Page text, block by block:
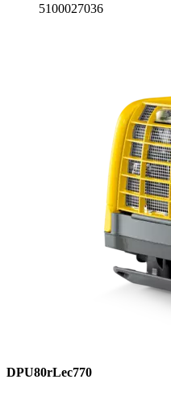
5100027036
DPU80rLec770